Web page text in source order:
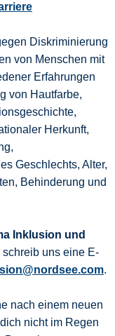
Diskriminierung
von Menschen mit
Erfahrungen
von Hautfarbe,
Herkunft,
Geschlechts, Alter,
Behinderung und
Inklusion und
uns eine E-
.
nach einem neuen
nicht im Regen